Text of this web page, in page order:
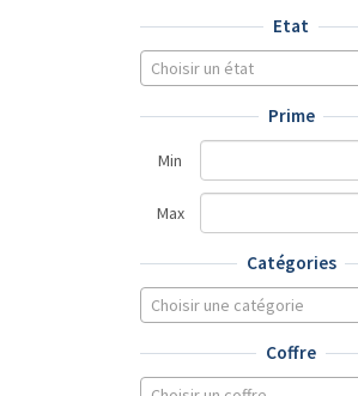
Etat
Choisir un état
Prime
Min
Max
Catégories
Choisir une catégorie
Coffre